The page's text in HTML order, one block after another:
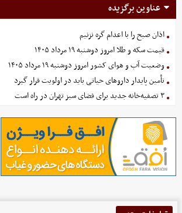
عناوین برگزیده
اذان صبح را با اعدام گره نزنیم
قیمت سکه و طلا امروز دوشنبه ۱۹ مرداد ۱۴۰۵
وضعیت آب و هوای کشور امروز دوشنبه ۱۹ مرداد ۱۴۰۵
تأمین پایدار داروهای حیاتی باید در اولویت قرار گیرد
۳ تصفیه‌خانه جدید برای فضای سبز تهران در راه است